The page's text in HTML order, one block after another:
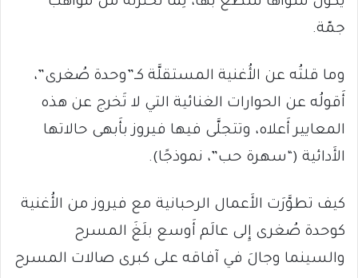
جمّة.
وما قلتُه عن الأُغنية المستقلَّة كـ”وحدة صُغرى”،
أَقولُه عن الحوارات الغنائية التي لا تَخرج عن هذه
المعايير أَعلاه، وتتجلَّى فيها فيروز بأَبهى حالاتها
الأَدائية (“سهرة حب”، نموذجًا).
كيف تطوَّرَت الأَعمال الرحبانية مع فيروز من الأُغنية
كوحدة صُغرى إِلى عالَم أَوسع بلَغَ المسرح
والسينما وجالَ في آفاقه على كبرى صالات المسرح